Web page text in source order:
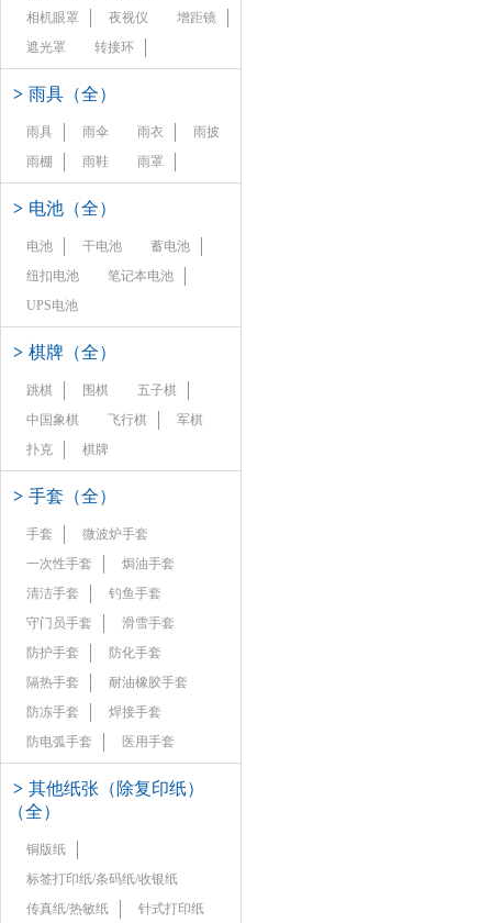
相机眼罩
夜视仪
增距镜
遮光罩
转接环
> 雨具（全）
雨具 雨伞 雨衣
雨披
雨棚
雨鞋 雨罩
> 电池（全）
电池 干电池
蓄电池
纽扣电池
笔记本电池
UPS电池
> 棋牌（全）
跳棋 围棋
五子棋
中国象棋
飞行棋
军棋
扑克
棋牌
> 手套（全）
手套
微波炉手套
一次性手套
焗油手套
清洁手套
钓鱼手套
守门员手套
滑雪手套
防护手套
防化手套
隔热手套
耐油橡胶手套
防冻手套
焊接手套
防电弧手套
医用手套
> 其他纸张（除复印纸）
（全）
铜版纸
标签打印纸/条码纸/收银纸
传真纸/热敏纸
针式打印纸